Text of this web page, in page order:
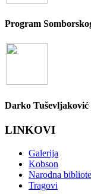
Program
Darko Tuševljaković
LINKOVI
Galerija
Kobson
Narodna
Tragovi